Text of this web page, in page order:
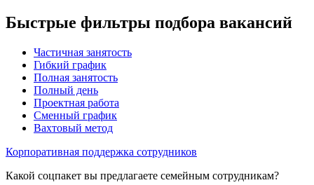
Быстрые фильтры подбора вакансий
Частичная занятость
Гибкий график
Полная занятость
Полный день
Проектная работа
Сменный график
Вахтовый метод
Корпоративная поддержка сотрудников
Какой соцпакет вы предлагаете семейным сотрудникам?